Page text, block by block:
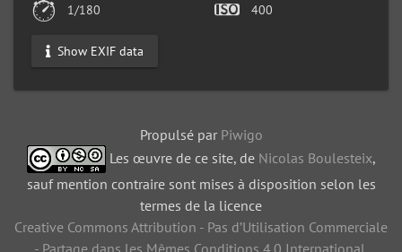
1/180 400
Show EXIF data
Propulsé par Piwigo
Les œuvre de ce site, de Nicolas Boulesteix,
sauf mention contraire sont mises à disposition selon les
termes de la licence
Creative Commons Attribution - Pas d’Utilisation Commerciale
- Partage dans les Mêmes Conditions 4.0 International